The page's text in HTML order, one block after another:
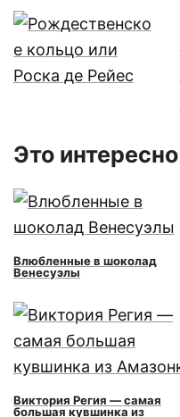
Это интересно
Влюбленные в шоколад
Венесуэлы
Виктория Регия — самая
большая кувшинка из